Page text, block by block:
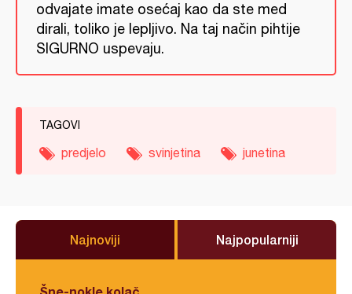
odvajate imate osećaj kao da ste med
dirali, toliko je lepljivo. Na taj način pihtije
SIGURNO uspevaju.
TAGOVI
predjelo svinjetina junetina
Najnoviji Najpopularniji